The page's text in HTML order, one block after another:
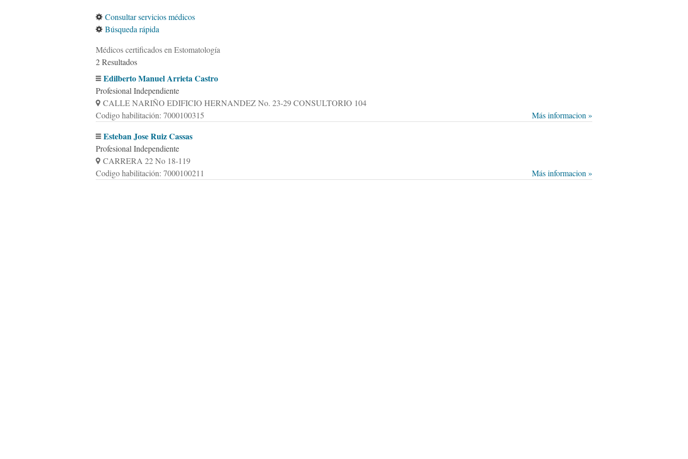
Consultar servicios médicos
Búsqueda rápida
Médicos certificados en Estomatología
2 Resultados
Edilberto Manuel Arrieta Castro
Profesional Independiente
CALLE NARIÑO EDIFICIO HERNANDEZ No. 23-29 CONSULTORIO 104
Codigo habilitación: 7000100315
Más informacion »
Esteban Jose Ruiz Cassas
Profesional Independiente
CARRERA 22 No 18-119
Codigo habilitación: 7000100211
Más informacion »